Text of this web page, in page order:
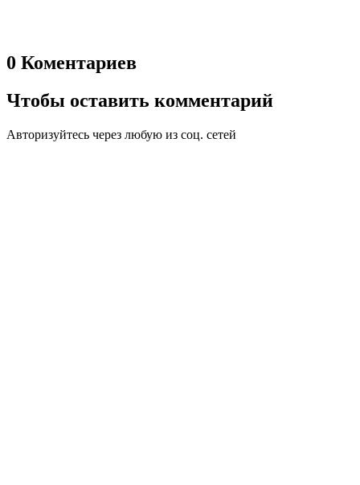
0 Коментариев
Чтобы оставить комментарий
Авторизуйтесь через любую из соц. сетей